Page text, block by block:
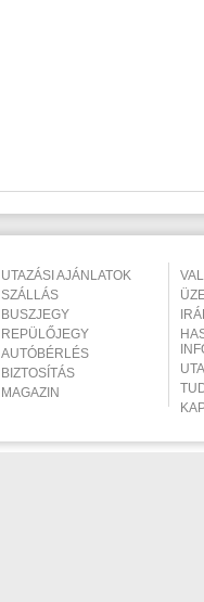
UTAZÁSI AJÁNLATOK
SZÁLLÁS
BUSZJEGY
REPÜLŐJEGY
AUTÓBÉRLÉS
BIZTOSÍTÁS
MAGAZIN